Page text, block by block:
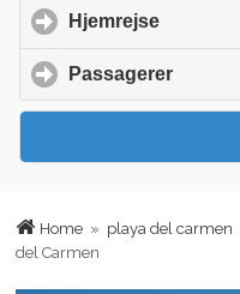
Home » playa del carmen
del Carmen